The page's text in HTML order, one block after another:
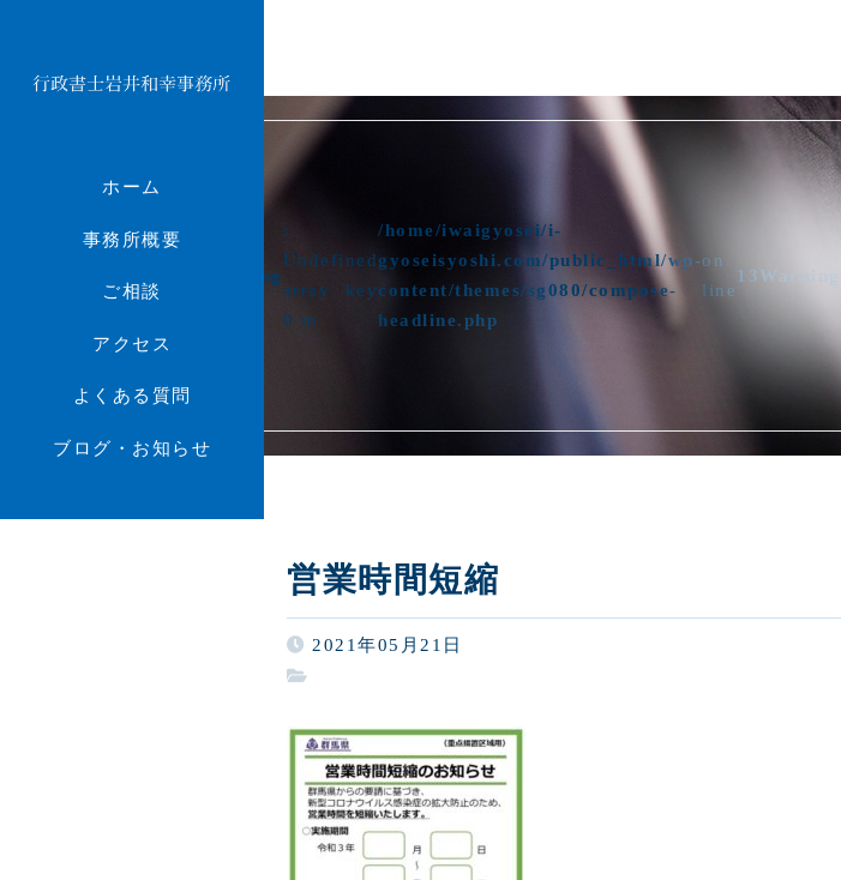
ホーム
事務所概要
ご相談
アクセス
よくある質問
ブログ・お知らせ
compose-
line
Warning
:
Undefined
array key
0 in
/home/iwaigyosei/i-
gyoseisyoshi.com/public_html/wp-
content/themes/sg080/compose-
headline.php
on
line
13Warning
営業時間短縮
2021年05月21日